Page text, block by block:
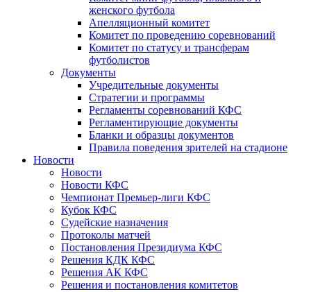
женского футбола
Апелляционный комитет
Комитет по проведению соревнований
Комитет по статусу и трансферам
футболистов
Документы
Учредительные документы
Стратегии и программы
Регламенты соревнований КФС
Регламентирующие документы
Бланки и образцы документов
Правила поведения зрителей на стадионе
Новости
Новости
Новости КФС
Чемпионат Премьер-лиги КФС
Кубок КФС
Судейские назначения
Протоколы матчей
Постановления Президиума КФС
Решения КДК КФС
Решения АК КФС
Решения и постановления комитетов